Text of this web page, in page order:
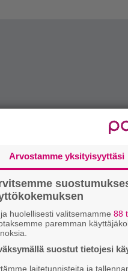
Arvostamme yksityisyyttäsi
huolellisesti valitsemamme 88
paremman
suostut tietojesi
laitetunnisteita ja